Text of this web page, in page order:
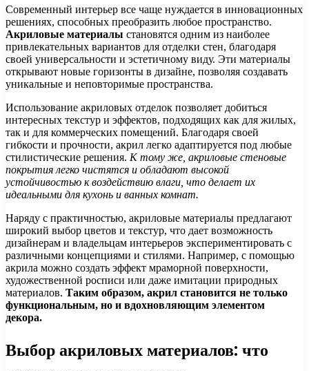
Современный интерьер все чаще нуждается в инновационных
решениях, способных преобразить любое пространство.
Акриловые материалы становятся одним из наиболее
привлекательных вариантов для отделки стен, благодаря
своей универсальности и эстетичному виду. Эти материалы
открывают новые горизонты в дизайне, позволяя создавать
уникальные и неповторимые пространства.
Использование акриловых отделок позволяет добиться
интересных текстур и эффектов, подходящих как для жилых,
так и для коммерческих помещений. Благодаря своей
гибкости и прочности, акрил легко адаптируется под любые
стилистические решения. К тому же, акриловые стеновые
покрытия легко чистятся и обладают высокой
устойчивостью к воздействию влаги, что делает их
идеальными для кухонь и ванных комнат.
Наряду с практичностью, акриловые материалы предлагают
широкий выбор цветов и текстур, что дает возможность
дизайнерам и владельцам интерьеров экспериментировать с
различными концепциями и стилями. Например, с помощью
акрила можно создать эффект мраморной поверхности,
художественной росписи или даже имитации природных
материалов. Таким образом, акрил становится не только
функциональным, но и вдохновляющим элементом
декора.
Выбор акриловых материалов: что